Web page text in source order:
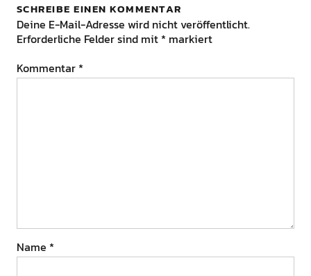
SCHREIBE EINEN KOMMENTAR
Deine E-Mail-Adresse wird nicht veröffentlicht.
Erforderliche Felder sind mit * markiert
Kommentar *
Name *